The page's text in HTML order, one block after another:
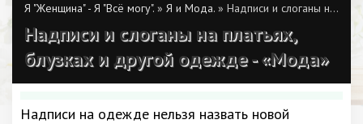
Я "Женщина" - Я "Всё могу". » Я и Мода. » Надписи и слоганы на платьях, блузках и другой одежде - «Мода»
Надписи и слоганы на платьях,
блузках и другой одежде - «Мода»
Надписи на одежде нельзя назвать новой